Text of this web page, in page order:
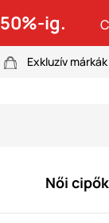
ig.
Exkluzív
Női cipők